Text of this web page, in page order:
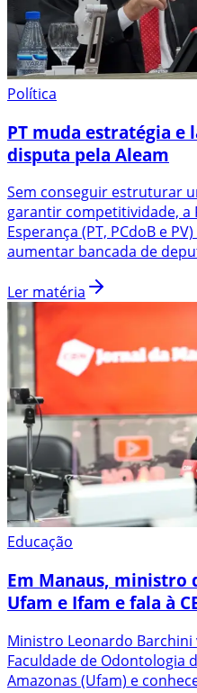
Política
PT muda estratégia e
disputa pela Aleam
Sem conseguir estruturar
garantir competitividade, a
Esperança (PT, PCdoB e
aumentar bancada de
Ler matéria
Educação
Em Manaus, ministro
Ufam e Ifam e fala à
Ministro Leonardo
Faculdade de Odontologia
Amazonas (Ufam) e